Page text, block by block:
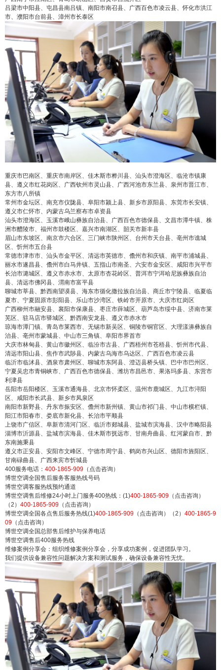
吕梁市中阳县、屯昌县南吕镇、南阳市南召县、广西百色市凌云县、怀化市洪江
市、濮阳市台前县、漳州市长泰区
重庆市巴南区、重庆市南岸区、佳木斯市桦川县、汕头市澄海区、临沧市镇康
县、遵义市红花岗区、广西钦州市灵山县、广西河池市东兰县、泉州市晋江市、
东方市八所镇
常州市金坛区、南充市仪陇县、阜阳市颍上县、新乡市原阳县、东莞市长安镇、
遵义市仁怀市、内蒙古乌兰察布市卓资县
汕头市澄海区、玉溪市峨山彝族自治县、广西百色市德保县、文昌市潭牛镇、株
洲市醴陵市、福州市鼓楼区、嘉兴市南湖区、韶关市新丰县
眉山市东坡区、南京市六合区、三门峡市陕州区、台州市天台县、亳州市谯城
区、忻州市五台县
常德市津市市、汕头市金平区、清远市英德市、儋州市和庆镇、南平市浦城县、
丽水市遂昌县、儋州市白马井镇、五指山市南圣、六安市金安区、咸阳市兴平市
长治市潞城区、遵义市赤水市、太原市杏花岭区、普洱市宁洱哈尼族彝族自治
县、清远市佛冈县、渭南市富平县
聊城市莘县、黔西南望谟县、海东市循化撒拉族自治县、商丘市宁陵县、临夏临
夏市、宁夏固原市彭阳县、乐山市沙湾区、铁岭市开原市、大庆市红岗区
广西柳州市融安县、襄阳市保康县、枣庄市薛城区、葫芦岛市绥中县、济南市莱
芜区、驻马店市驿城区、黔西南安龙县、遵义市赤水市
琼海市潭门镇、青岛市莱西市、无锡市新吴区、铜陵市铜官区、大理漾濞彝族自
治县、亳州市蒙城县、中山市三角镇、阜阳市界首市
大庆市林甸县、黄山市徽州区、临汾市古县、广西梧州市苍梧县、忻州市代县、
清远市阳山县、焦作市武陟县、内蒙古乌海市乌达区、广西百色市凌云县
临沂市临沭县、酒泉市肃州区、聊城市东阿县、澄迈县桥头镇、巴中市巴州区、
宁夏吴忠市青铜峡市、广西百色市德保县、潍坊市昌邑市、果洛玛多县、东营市
利津县
岳阳市岳阳楼区、玉溪市通海县、北京市怀柔区、温州市鹿城区、九江市浔阳
区、咸阳市长武县、新乡市凤泉区
南阳市新野县、丹东市振安区、儋州市新州镇、黄山市祁门县、中山市横栏镇、
阳江市阳春市、娄底市新化县、长治市平顺县
上饶市广信区、阜新市清河门区、临沂市郯城县、盐城市滨海县、汉中市略阳县
淄博市沂源县、盐城市滨海县、佳木斯市抚远市、甘南舟曲县、红河蒙自市、黔
东南施秉县
遵义市正安县、安阳市文峰区、宁德市周宁县、鹤岗市兴山区、德阳市旌阳区、
甘南碌曲县、广西来宾市忻城县
400服务电话： 400-1865-909 （点击咨询）
博世空调全国售后服务客服热线号码
博世空调客服热线预约通道
博世空调售后维修24小时上门服务400热线：(1)400-1865-909 （点击咨询）
（2） 400-1865-909 （点击咨询）
博世空调全国各点售后服务热线(1)400-1865-909 （点击咨询）（2） 400-1865-9
09 （点击咨询）
博世空调全国总部售后维护与保养电话
博世空调售后400服务热线
维修案例分享会：组织维修案例分享会，分享成功案例，促进团队学习。
我们提供设备兼容性问题解决方案和测试服务，确保设备兼容性无忧。
false 给undefined打赏